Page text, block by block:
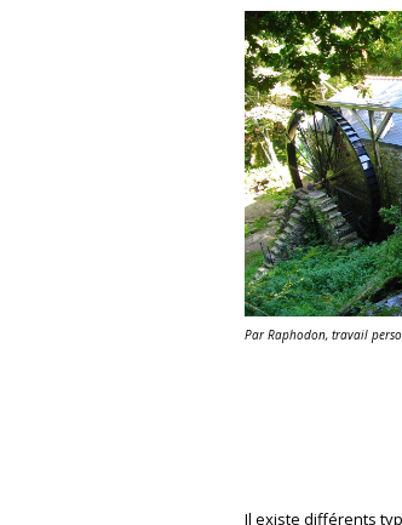
Par Raphodon, travail
Il existe différents